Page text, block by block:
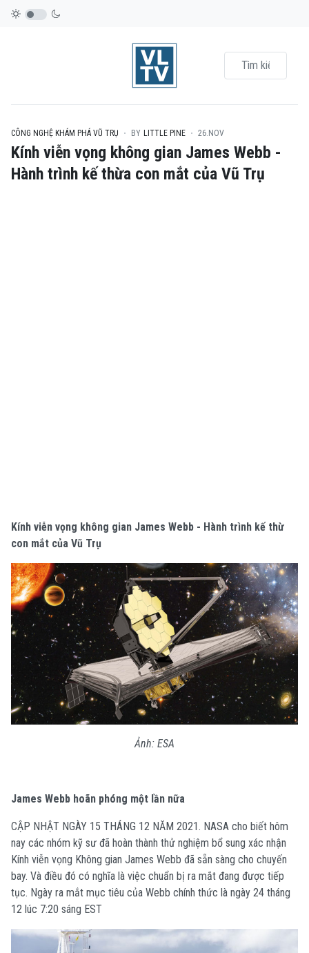
CÔNG NGHỆ KHÁM PHÁ VŨ TRỤ BY LITTLE PINE 26.NOV
Kính viễn vọng không gian James Webb -
Hành trình kế thừa con mắt của Vũ Trụ
Kính viễn vọng không gian James Webb - Hành trình kế thừ
con mắt của Vũ Trụ
Ảnh: ESA
James Webb hoãn phóng một lần nữa
CẬP NHẬT NGÀY 15 THÁNG 12 NĂM 2021. NASA cho biết hôm
nay các nhóm kỹ sư đã hoàn thành thử nghiệm bổ sung xác nhận
Kính viễn vọng Không gian James Webb đã sẵn sàng cho chuyến
bay. Và điều đó có nghĩa là việc chuẩn bị ra mắt đang được tiếp
tục. Ngày ra mắt mục tiêu của Webb chính thức là ngày 24 tháng
12 lúc 7:20 sáng EST